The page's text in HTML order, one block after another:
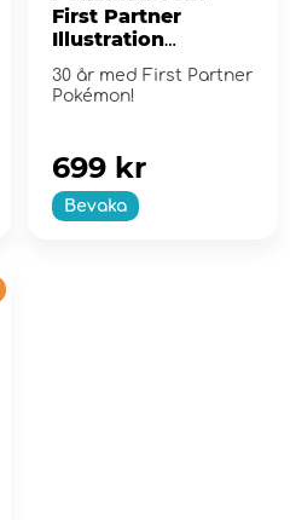
First Partner
Illustration
2
30 år med First Partner
Pokémon!
Bevaka
699 kr